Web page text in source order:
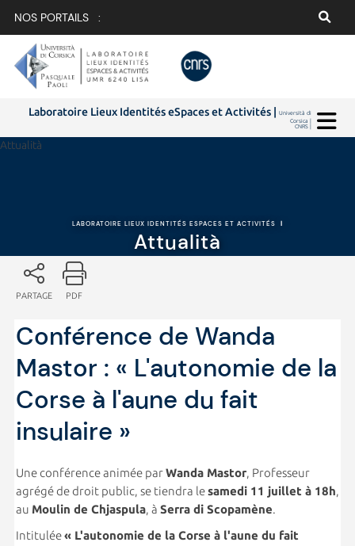
NOS PORTAILS :
Laboratoire Lieux Identités eSpaces et Activités |Università di
Corsica |
CNRS |
Attualità
LABORATOIRE LIEUX IDENTITÉS ESPACES ET ACTIVITÉS |
Attualità
PARTAGE PDF
Conférence de Wanda
Mastor : « L'autonomie de la
Corse à l'aune du fait
insulaire »
Une conférence animée parWanda Mastor, Professeur
agrégé de droit public, se tiendra lesamedi 11 juillet à 18h,
au Moulin de Chjaspula, à Serra di Scopamène.
Intitulée« L'autonomie de la Corse à l'aune du fait